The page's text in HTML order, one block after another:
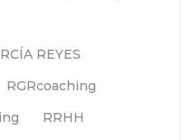
REYES
RGRcoaching
RRHH